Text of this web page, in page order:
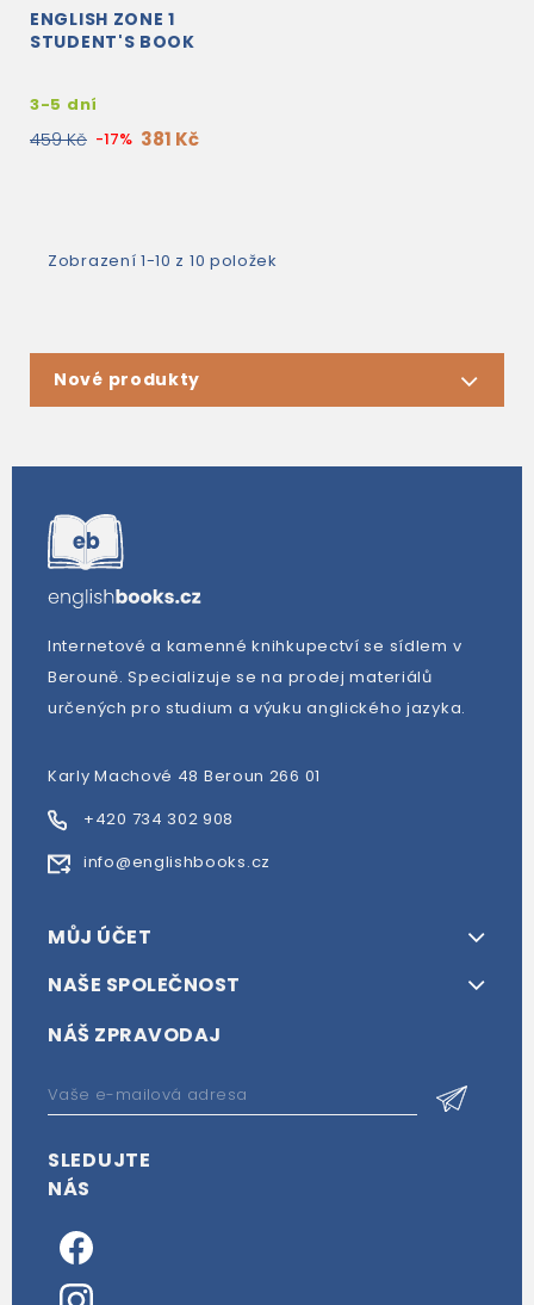
ENGLISH ZONE 1
STUDENT'S BOOK
3-5 dní
459 Kč -17% 381 Kč
Zobrazení 1-10 z 10 položek
Nové produkty
Internetové a kamenné knihkupectví se sídlem v
Berouně. Specializuje se na prodej materiálů
určených pro studium a výuku anglického jazyka.
Karly Machové 48 Beroun 266 01
+420 734 302 908
info@englishbooks.cz
MŮJ ÚČET
NAŠE SPOLEČNOST
NÁŠ ZPRAVODAJ
SLEDUJTE
NÁS